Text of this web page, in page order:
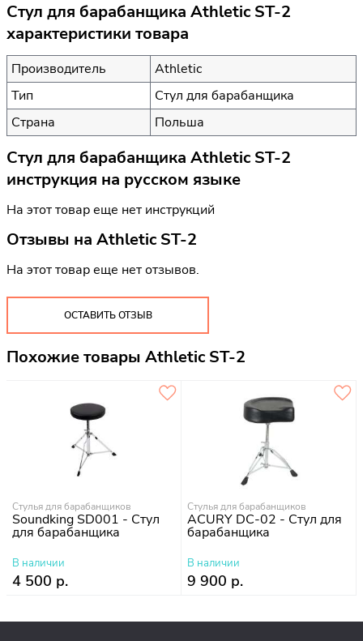
Стул для барабанщика Athletic ST-2
характеристики товара
Производитель
Athletic
Тип
Стул для барабанщика
Страна
Польша
Стул для барабанщика Athletic ST-2
инструкция на русском языке
На этот товар еще нет инструкций
Отзывы на Athletic ST-2
На этот товар еще нет отзывов.
ОСТАВИТЬ ОТЗЫВ
Похожие товары Athletic ST-2
Стулья для барабанщиков
Soundking SD001 - Стул
для барабанщика
В наличии
4 500 р.
Стулья для барабанщиков
ACURY DC-02 - Стул для
барабанщика
В наличии
9 900 р.